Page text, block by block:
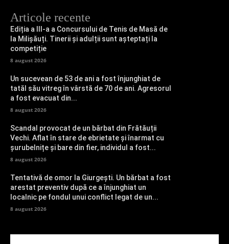
Articole recente
Ediția a III-a a Concursului de Tenis de Masă de
la Milișăuți. Tinerii și adulții sunt așteptați la
competiție
8 august 2026
Un sucevean de 53 de ani a fost înjunghiat de
tatăl său vitreg în vârstă de 70 de ani. Agresorul
a fost evacuat din...
8 august 2026
Scandal provocat de un bărbat din Frătăuții
Vechi. Aflat în stare de ebrietate și înarmat cu
șurubelnițe și bare din fier, individul a fost...
8 august 2026
Tentativă de omor la Giurgești. Un bărbat a fost
arestat preventiv după ce a înjunghiat un
localnic pe fondul unui conflict legat de un...
8 august 2026